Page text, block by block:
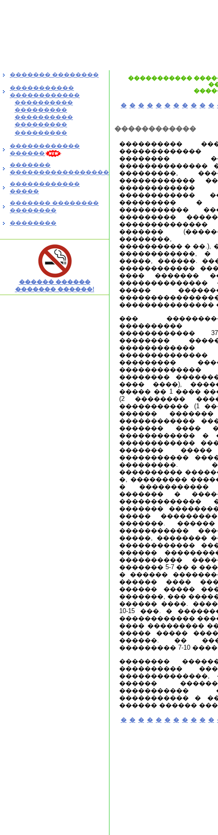
������� ��������
�����������
������������
����������
���������
����������
���������
���������
������������
������
�������
�����������������
������������
�����
������� ��������
��������
��������
������ ������
������� ������!
�����������
� � � � � � � � � � �
������������
����������
�������������
��������
��������������
���������,
������������
������������
��������� �
�����������
���������
�������
��������,
���������� � ��.),
������������, �
�����, ������.
������������
���� �������
��������������
�����
���������������
���
����������
������������
��������
���������
��������
���� ����),
����� �� 1 ����
(2 ��������
����������� (1
������
������������
������� ����
������������ �
������������
�������
�����������
���������.
����������
�, ���������
� �����������
������� �
�������������
�������
�����
�������.
�����������
�����, ��������
������������
������
����������
������� 5-7 �� �
� ������
������ ����
������ �����
�������, ���
������ ����.
10-15 ���. �
������������
���� ���������
����� �����
������. ��
��������� 7-10
��������
����������
������
�����������
����������� �
������ ������
� � � � � � � � � � �